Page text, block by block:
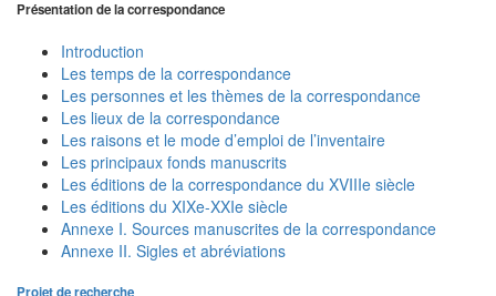
Présentation de la correspondance
Introduction
Les temps de la correspondance
Les personnes et les thèmes de la correspondance
Les lieux de la correspondance
Les raisons et le mode d’emploi de l’inventaire
Les principaux fonds manuscrits
Les éditions de la correspondance du XVIIIe siècle
Les éditions du XIXe-XXIe siècle
Annexe I. Sources manuscrites de la correspondance
Annexe II. Sigles et abréviations
Projet de recherche